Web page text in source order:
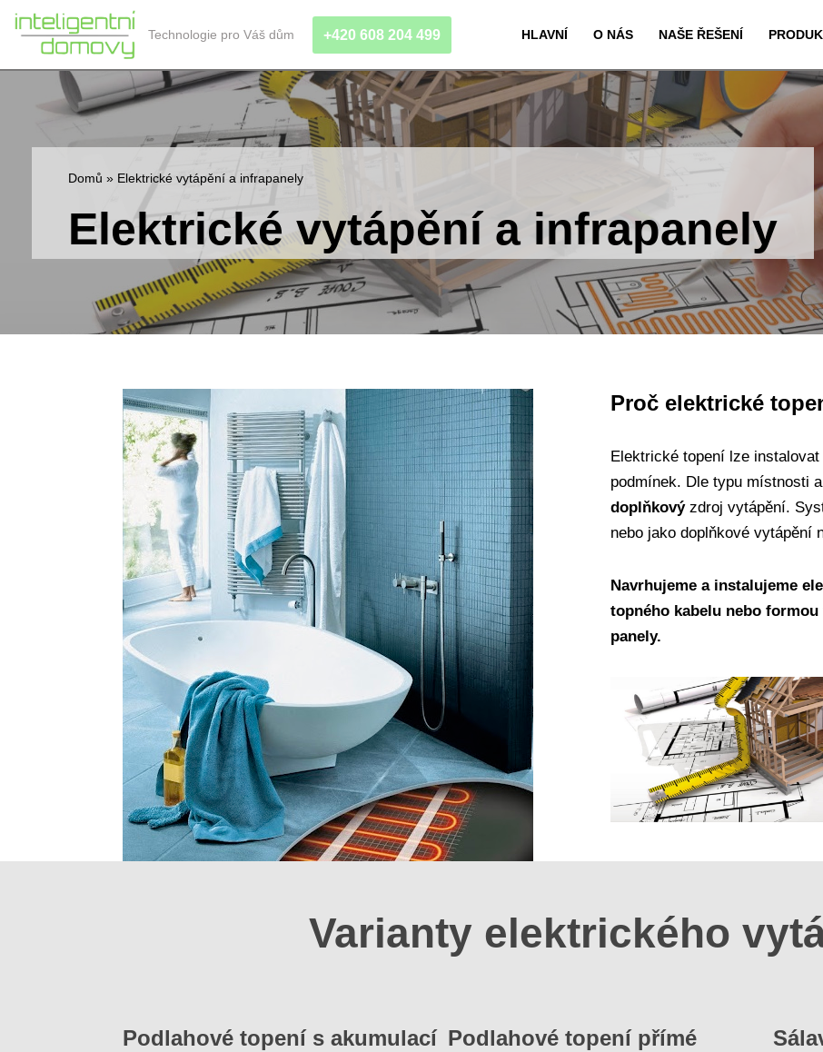
Přeskočit
na
Technologie pro Váš dům +420 608 204 499 HLAVNÍ O NÁS NAŠE ŘEŠENÍ
Domů » Elektrické vytápění a infrapanely
Elektrické vytápění a infrapanely
Proč elektrické
Elektrické topení lze
podmínek. Dle typu místnosti
doplňkovýzdroj vytápění.
nebo jako doplňkové vytápění
Navrhujeme a instalujeme
topného kabelu nebo
panely.
Varianty elektrického
Podlahové topení s akumulací Podlahové topení přímé